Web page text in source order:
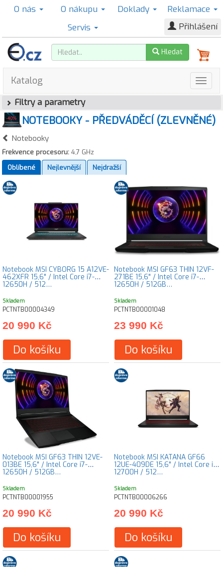
O nás O nákupu Doklady
Reklamace
Servis
Přihlášení
Hledat
Katalog
Filtry a parametry
NOTEBOOKY - PŘEDVÁDĚCÍ (ZLEVNĚNÉ)
Notebooky
Frekvence procesoru: 4,7 GHz
Oblíbené
Nejlevnější Nejdražší
Notebook MSI CYBORG 15 A12VE-
462XFR 15,6" / Intel Core i7-
12650H / 512…
Skladem
PCTNTB00004349
20 990 Kč
Do košíku
Notebook MSI GF63 THIN 12VF-
271BE 15,6" / Intel Core i7-
12650H / 512GB…
Skladem
PCTNTB00001048
23 990 Kč
Do košíku
Notebook MSI GF63 THIN 12VE-
013BE 15,6" / Intel Core i7-
12650H / 512GB…
Skladem
PCTNTB00001955
20 990 Kč
Do košíku
Notebook MSI KATANA GF66
12UE-409DE 15,6" / Intel Core i7-
12700H / 512…
Skladem
PCTNTB00006266
20 990 Kč
Do košíku